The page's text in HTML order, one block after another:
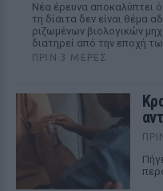
Νέα έρευνα αποκαλύπτει
τη δίαιτα δεν είναι θέμα
ριζωμένων βιολογικών
διατηρεί από την εποχή
ΠΡΙΝ 3 ΜΈΡΕΣ